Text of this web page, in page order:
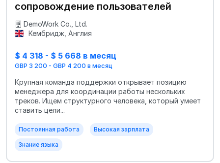
сопровождение пользователей
DemoWork Co., Ltd.
Кембридж, Англия
$ 4 318 - $ 5 668 в месяц
GBP 3 200 - GBP 4 200 в месяц
Крупная команда поддержки открывает позицию
менеджера для координации работы нескольких
треков. Ищем структурного человека, который умеет
ставить цели...
Постоянная работа Высокая зарплата
Знание языка